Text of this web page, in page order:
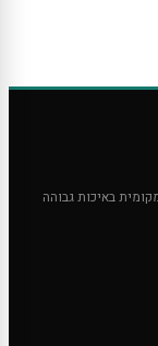
באיכות גבוהה